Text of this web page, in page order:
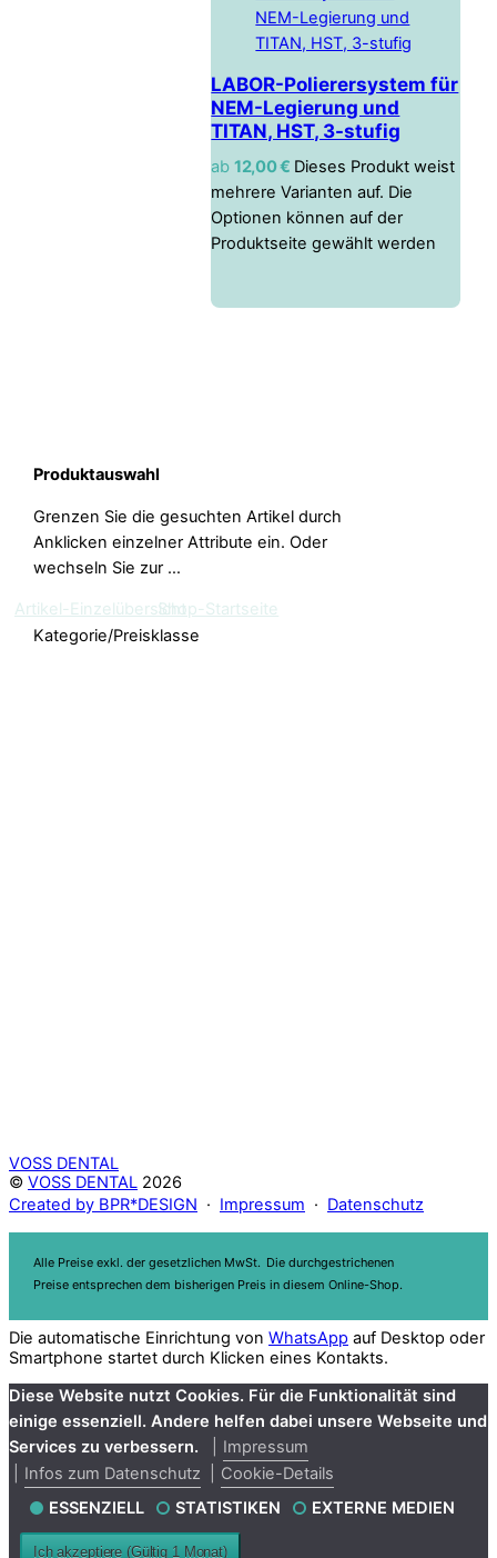
LABOR-Polierersystem für
NEM-Legierung und
TITAN, HST, 3-stufig
ab12,00€ Dieses Produkt weist
mehrere Varianten auf. Die
Optionen können auf der
Produktseite gewählt werden
Produktauswahl
Grenzen Sie die gesuchten Artikel durch
Anklicken einzelner Attribute ein. Oder
wechseln Sie zur …
Artikel-EinzelübersichtShop-Startseite
Kategorie/Preisklasse
VOSS DENTAL
© VOSS DENTAL 2026
Created by BPR*DESIGN · Impressum · Datenschutz
Alle Preise exkl. der gesetzlichen MwSt. Die durchgestrichenen
Preise entsprechen dem bisherigen Preis in diesem Online-Shop.
Die automatische Einrichtung von WhatsApp auf Desktop oder
Smartphone startet durch Klicken eines Kontakts.
Diese Website nutzt Cookies. Für die Funktionalität sind
einige essenziell. Andere helfen dabei unsere Webseite und
Services zu verbessern.
Impressum
Infos zum Datenschutz
Cookie-Details
ESSENZIELL
STATISTIKEN EXTERNE MEDIEN
Ich akzeptiere (Gültig 1 Monat)